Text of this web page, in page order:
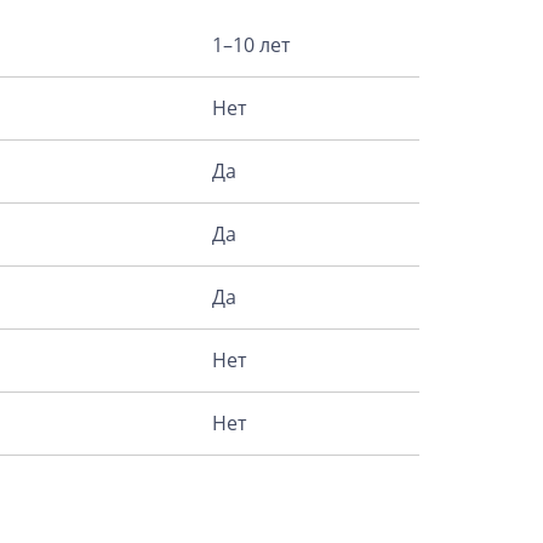
1–10 лет
Нет
Да
Да
Да
Нет
Нет